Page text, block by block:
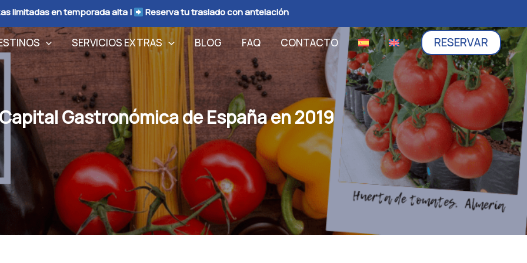
limitadas en temporada alta | Reserva tu traslado con antelación
SERVICIOS EXTRAS BLOG FAQ CONTACTO RESERVAR
Gastronómica de España en 2019